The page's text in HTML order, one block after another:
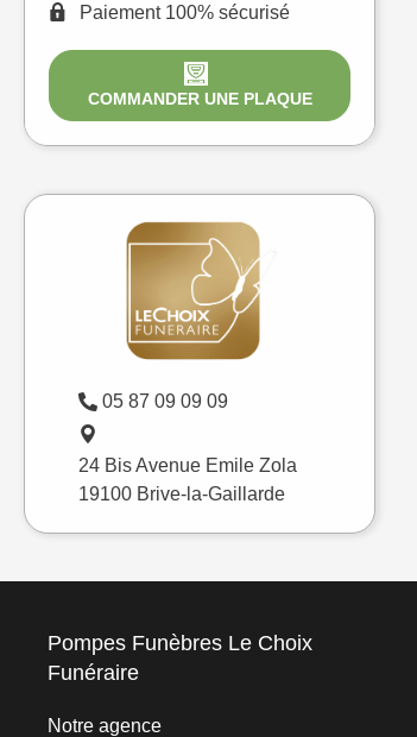
Paiement 100% sécurisé
COMMANDER UNE PLAQUE
05 87 09 09 09
24 Bis Avenue Emile Zola
19100 Brive-la-Gaillarde
Pompes Funèbres Le Choix
Funéraire
Notre agence